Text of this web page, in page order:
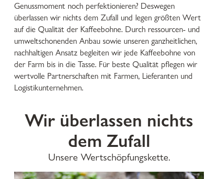
Genussmoment noch perfektionieren? Deswegen
überlassen wir nichts dem Zufall und legen größten Wert
auf die Qualität der Kaffeebohne. Durch ressourcen- und
umweltschonenden Anbau sowie unseren ganzheitlichen,
nachhaltigen Ansatz begleiten wir jede Kaffeebohne von
der Farm bis in die Tasse. Für beste Qualität pflegen wir
wertvolle Partnerschaften mit Farmen, Lieferanten und
Logistikunternehmen.
Wir überlassen nichts
dem Zufall
Unsere Wertschöpfungskette.